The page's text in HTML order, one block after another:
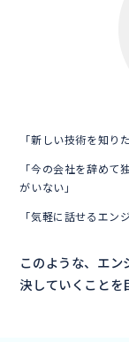
「新しい技術を知り
「今の会社を辞めて
がいない」
「気軽に話せるエン
このような、エ
決していくことを